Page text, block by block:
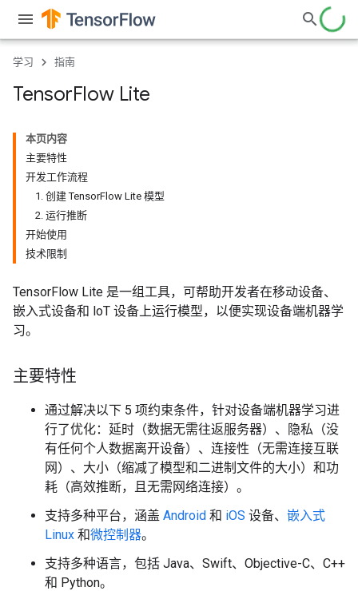
学习 指南
TensorFlow Lite
本页内容
主要特性
开发工作流程
1. 创建 TensorFlow Lite 模型
2. 运行推断
开始使用
技术限制
TensorFlow Lite 是一组工具，可帮助开发者在移动设备、
嵌入式设备和 loT 设备上运行模型，以便实现设备端机器学
习。
主要特性
通过解决以下 5 项约束条件，针对设备端机器学习进
行了优化：延时（数据无需往返服务器）、隐私（没
有任何个人数据离开设备）、连接性（无需连接互联
网）、大小（缩减了模型和二进制文件的大小）和功
耗（高效推断，且无需网络连接）。
支持多种平台，涵盖 Android 和 iOS 设备、 嵌入式
Linux 和微控制器。
支持多种语言，包括 Java、Swift、Objective-C、C++
和 Python。